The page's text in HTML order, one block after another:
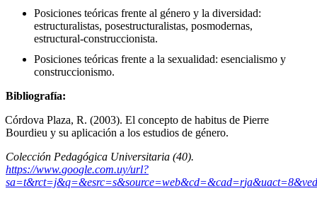
Posiciones teóricas frente al género y la diversidad:
estructuralistas, posestructuralistas, posmodernas,
estructural-construccionista.
Posiciones teóricas frente a la sexualidad: esencialismo y
construccionismo.
Bibliografía:
Córdova Plaza, R. (2003). El concepto de habitus de Pierre
Bourdieu y su aplicación a los estudios de género.
Colección Pedagógica Universitaria (40).
https://www.google.com.uy/url?
sa=t&rct=j&q=&esrc=s&source=web&cd=&cad=r